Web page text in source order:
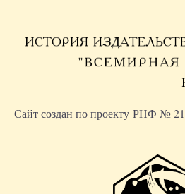
Сайт создан по проекту РНФ №